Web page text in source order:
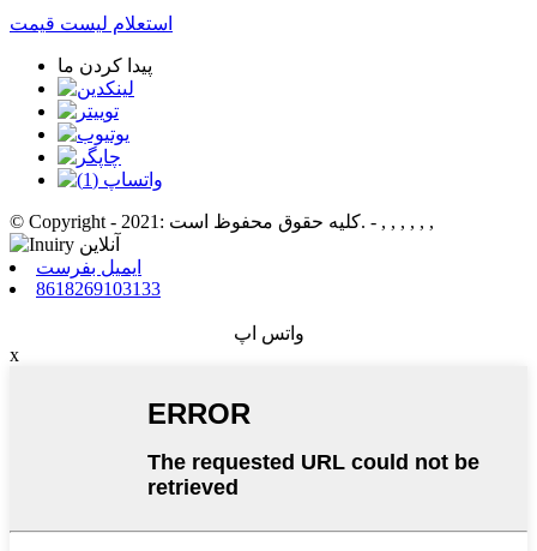
استعلام لیست قیمت
پیدا کردن ما
© Copyright - 2021: کلیه حقوق محفوظ است. - , , , , , ,
ایمیل بفرست
8618269103133
واتس اپ
x